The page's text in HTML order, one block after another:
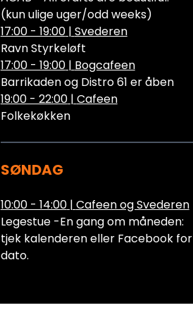
(kun ulige uger/odd weeks)
17:00 - 19:00| Svederen
Ravn Styrkeløft
17:00 - 19:00| Bogcafeen
Barrikaden og Distro 61 er åben
19:00 - 22:00| Cafeen
Folkekøkken
SØNDAG
10:00 - 14:00| Cafeen og Svederen
Legestue -En gang om måneden:
tjek kalenderen eller Facebook for
dato.